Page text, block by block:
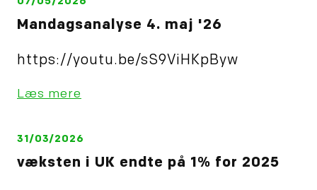
Mandagsanalyse 4. maj '26
https://youtu.be/sS9ViHKpByw
Læs mere
31/03/2026
væksten i UK endte på 1% for 2025